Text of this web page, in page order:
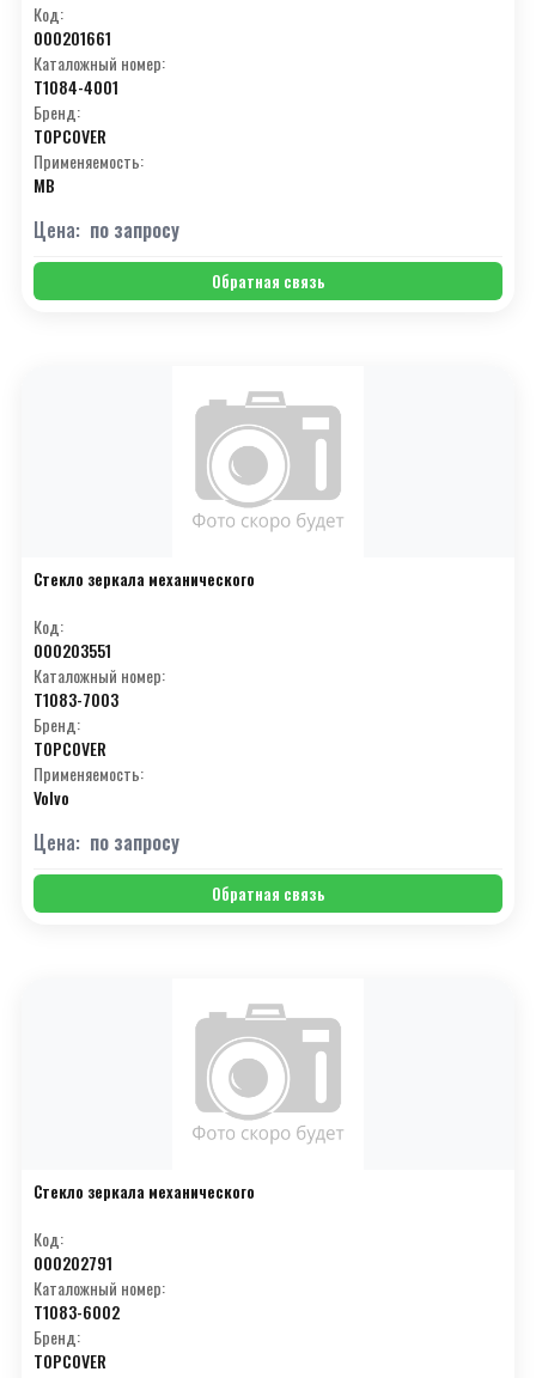
Код:
000201661
Каталожный номер:
T1084-4001
Бренд:
TOPCOVER
Применяемость:
MB
Цена: по запросу
Обратная связь
Стекло зеркала механического
Код:
000203551
Каталожный номер:
T1083-7003
Бренд:
TOPCOVER
Применяемость:
Volvo
Цена: по запросу
Обратная связь
Стекло зеркала механического
Код:
000202791
Каталожный номер:
T1083-6002
Бренд:
TOPCOVER